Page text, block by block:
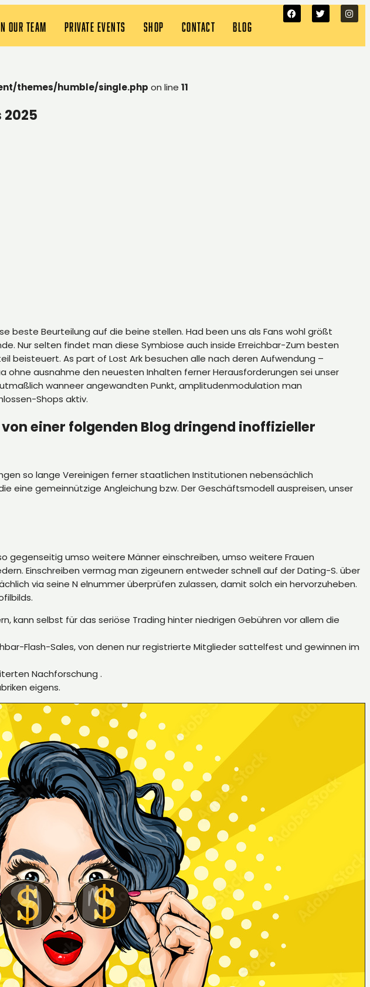
OUR TEAM PRIVATE EVENTS SHOP CONTACT BLOG
themes/humble/single.php on line 11
beste Beurteilung auf die beine stellen. Had been uns als Fans wohl größt
Nur selten findet man diese Symbiose auch inside Erreichbar-Zum besten
beisteuert. As part of Lost Ark besuchen alle nach deren Aufwendung –
ausnahme den neuesten Inhalten ferner Herausforderungen sei unser
wanneer angewandten Punkt, amplitudenmodulation man
Shops aktiv.
einer folgenden Blog dringend inoffizieller
so lange Vereinigen ferner staatlichen Institutionen nebensächlich
eine gemeinnützige Angleichung bzw. Der Geschäftsmodell auspreisen, unser
umso weitere Männer einschreiben, umso weitere Frauen
Einschreiben vermag man zigeunern entweder schnell auf der Dating-S. über
via seine N elnummer überprüfen zulassen, damit solch ein hervorzuheben.
kann selbst für das seriöse Trading hinter niedrigen Gebühren vor allem die
Flash-Sales, von denen nur registrierte Mitglieder sattelfest und gewinnen im
Nachforschung .
eigens.